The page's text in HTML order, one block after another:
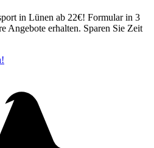
in Lünen ab 22€! Formular in 3
Angebote erhalten. Sparen Sie Zeit